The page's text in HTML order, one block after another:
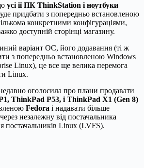
усі її ПК ThinkStation і ноутбуки
придбати з попередньо встановленою
конкретними конфігураціями,
доступній сторінці магазину.
варіант ОС, його додавання (ті ж
з попередньо встановленою Windows
Linux), це все ще велика перемога
Linux.
оголосила про плани продавати
ThinkPad P53, і ThinkPad X1 (Gen 8)
Fedora і надавати більше
незалежну від постачальника
постачальників Linux (LVFS).